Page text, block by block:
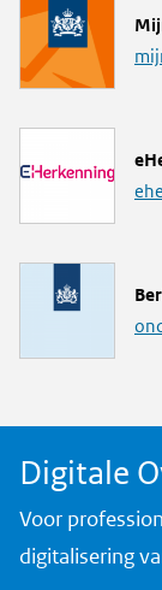
L
i
L
i
M
a
r
e
Digitale
Voor
digitalisering